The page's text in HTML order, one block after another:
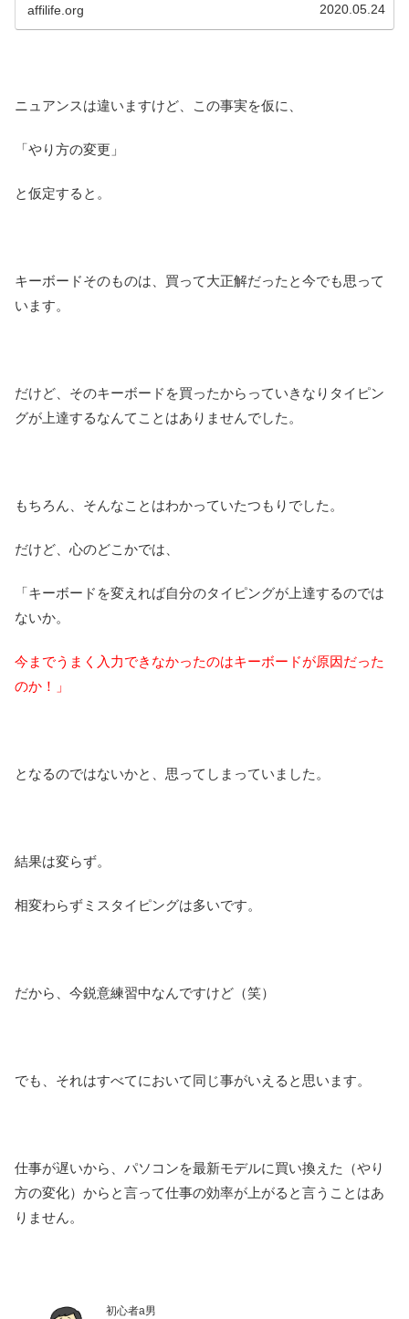
affilife.org 2020.05.24
ニュアンスは違いますけど、この事実を仮に、
「やり方の変更」
と仮定すると。
キーボードそのものは、買って大正解だったと今でも思って
います。
だけど、そのキーボードを買ったからっていきなりタイピン
グが上達するなんてことはありませんでした。
もちろん、そんなことはわかっていたつもりでした。
だけど、心のどこかでは、
「キーボードを変えれば自分のタイピングが上達するのでは
ないか。
今までうまく入力できなかったのはキーボードが原因だった
のか！」
となるのではないかと、思ってしまっていました。
結果は変らず。
相変わらずミスタイピングは多いです。
だから、今鋭意練習中なんですけど（笑）
でも、それはすべてにおいて同じ事がいえると思います。
仕事が遅いから、パソコンを最新モデルに買い換えた（やり
方の変化）からと言って仕事の効率が上がると言うことはあ
りません。
初心者a男